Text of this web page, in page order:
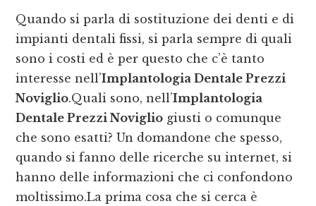
Quando si parla di sostituzione dei denti e di
impianti dentali fissi, si parla sempre di quali
sono i costi ed è per questo che c’è tanto
interesse nell’Implantologia Dentale Prezzi
Noviglio.Quali sono, nell’Implantologia
Dentale Prezzi Noviglio giusti o comunque
che sono esatti? Un domandone che spesso,
quando si fanno delle ricerche su internet, si
hanno delle informazioni che ci confondono
moltissimo.La prima cosa che si cerca è